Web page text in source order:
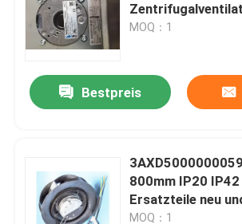
Treten Sie mit uns in Verbindung
Industrieller Servomotor
Industrielle Servo-Antriebe
Wechselstromservoverstärker
ACS800 Neues
MOQ：1
Bestpreis
800mm IP20
Ersatzteile neu
MOQ：1